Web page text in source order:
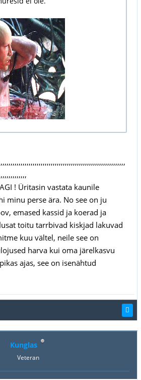
! Üritasin vastata kaunile
minu perse ära. No see on ju
emased kassid ja koerad ja
toitu tarrbivad kiskjad lakuvad
kuu vältel, neile see on
harva kui oma järelkasvu
ajas, see on isenähtud
Kunglas
Veteran